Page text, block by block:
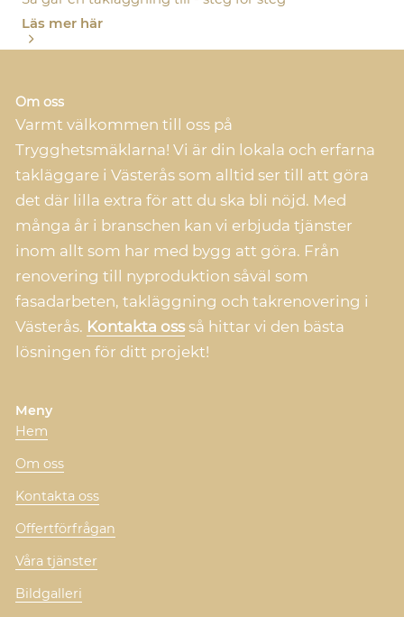
Läs mer här
Om oss
Varmt välkommen till oss på
Trygghetsmäklarna! Vi är din lokala och erfarna
takläggare i Västerås som alltid ser till att göra
det där lilla extra för att du ska bli nöjd. Med
många år i branschen kan vi erbjuda tjänster
inom allt som har med bygg att göra. Från
renovering till nyproduktion såväl som
fasadarbeten, takläggning och takrenovering i
Västerås. Kontakta ossså hittar vi den bästa
lösningen för ditt projekt!
Meny
Hem
Om oss
Kontakta oss
Offertförfrågan
Våra tjänster
Bildgalleri